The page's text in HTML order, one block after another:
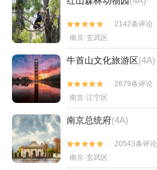


2142条评论
南京·玄武区
牛首山文化旅游区(4A)


2679条评论
南京·江宁区
南京总统府(4A)


20543条评论
南京·玄武区